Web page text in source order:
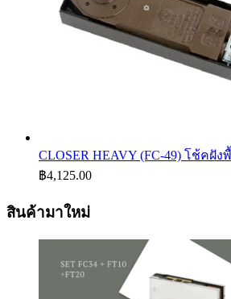
CLOSER HEAVY (FC-49) โช้คฝัง
฿4,125.00Price
฿4,125.00
สินค้ามาใหม่